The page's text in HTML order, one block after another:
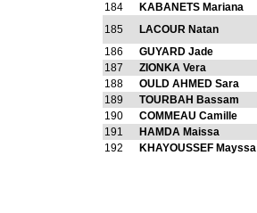
184
KABANETS Mariana
185
LACOUR Natan
186
GUYARD Jade
187
ZIONKA Vera
188
OULD AHMED Sara
189
TOURBAH Bassam
190
COMMEAU Camille
191
HAMDA Maissa
192
KHAYOUSSEF Mayssa